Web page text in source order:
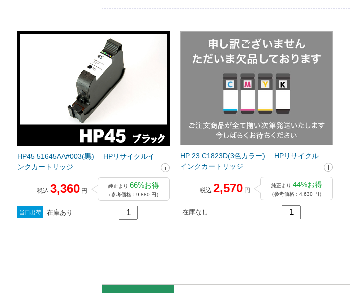
HP45 51645AA#003(黒) HPリサイクルイ
ンクカートリッジ
税込 3,360 円
純正より 66%お得
（参考価格：9,880 円）
当日出荷 在庫あり
HP 23 C1823D(3色カラー) HPリサイクル
インクカートリッジ
税込 2,570 円
純正より 44%お得
（参考価格：4,630 円）
在庫なし